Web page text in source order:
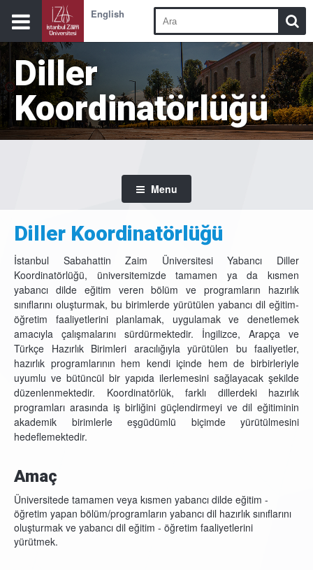
English
Diller
Koordinatörlüğü
Menu
Diller Koordinatörlüğü
İstanbul Sabahattin Zaim Üniversitesi Yabancı Diller
Koordinatörlüğü, üniversitemizde tamamen ya da kısmen
yabancı dilde eğitim veren bölüm ve programların hazırlık
sınıflarını oluşturmak, bu birimlerde yürütülen yabancı dil eğitim-
öğretim faaliyetlerini planlamak, uygulamak ve denetlemek
amacıyla çalışmalarını sürdürmektedir. İngilizce, Arapça ve
Türkçe Hazırlık Birimleri aracılığıyla yürütülen bu faaliyetler,
hazırlık programlarının hem kendi içinde hem de birbirleriyle
uyumlu ve bütüncül bir yapıda ilerlemesini sağlayacak şekilde
düzenlenmektedir. Koordinatörlük, farklı dillerdeki hazırlık
programları arasında iş birliğini güçlendirmeyi ve dil eğitiminin
akademik birimlerle eşgüdümlü biçimde yürütülmesini
hedeflemektedir.
Amaç
Üniversitede tamamen veya kısmen yabancı dilde eğitim -
öğretim yapan bölüm/programların yabancı dil hazırlık sınıflarını
oluşturmak ve yabancı dil eğitim - öğretim faaliyetlerini
yürütmek.